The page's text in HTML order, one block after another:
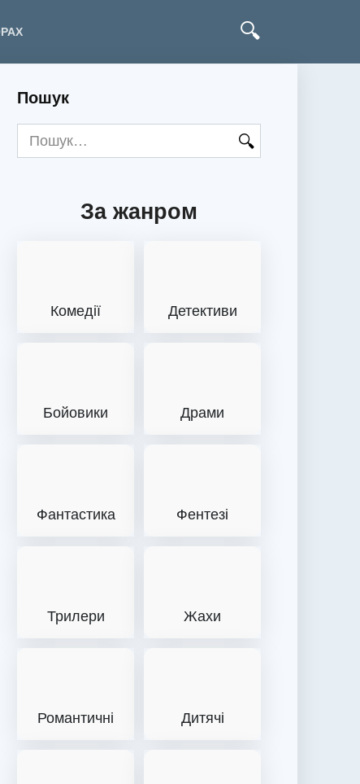
Пошук
for:
За жанром
Комедії Детективи
Бойовики Драми
Фантастика Фентезі
Трилери Жахи
Романтичні Дитячі